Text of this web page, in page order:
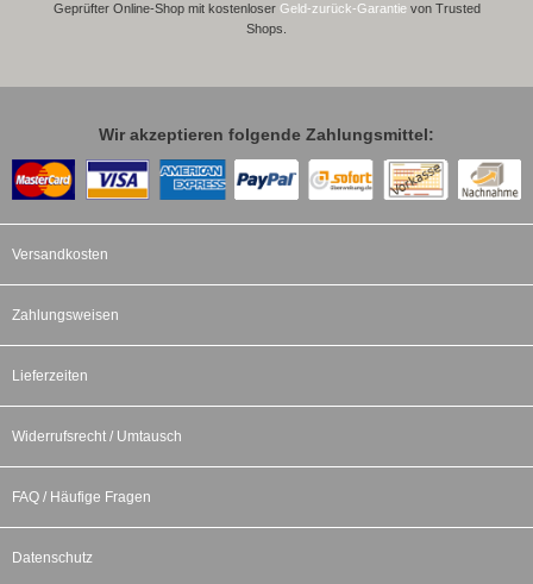
Geprüfter Online-Shop mit kostenloser Geld-zurück-Garantievon Trusted
Shops.
Wir akzeptieren folgende Zahlungsmittel:
Versandkosten
Zahlungsweisen
Lieferzeiten
Widerrufsrecht / Umtausch
FAQ / Häufige Fragen
Datenschutz